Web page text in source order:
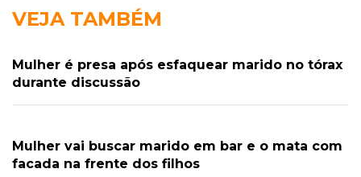
VEJA TAMBÉM
Mulher é presa após esfaquear marido no tórax
durante discussão
Mulher vai buscar marido em bar e o mata com
facada na frente dos filhos